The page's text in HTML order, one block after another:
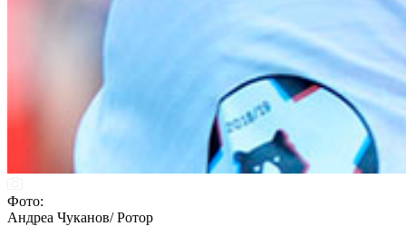
Фото:
Андреа Чуканов/ Ротор